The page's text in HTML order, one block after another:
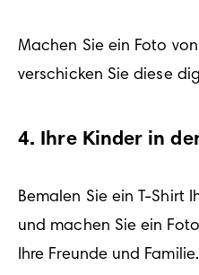
Machen Sie ein Foto
verschicken Sie diese
4. Ihre Kinder in
Bemalen Sie ein T-Shirt
und machen Sie ein
Ihre Freunde und Familie.